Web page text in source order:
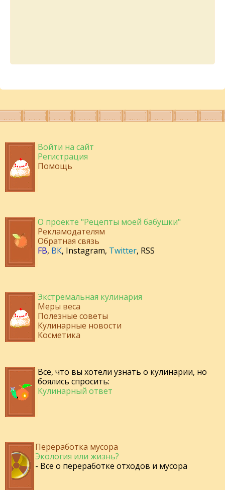
Войти на сайт
Регистрация
Помощь
О проекте "Рецепты моей бабушки"
Рекламодателям
Обратная связь
FB, ВК, Instagram, Twitter, RSS
Экстремальная кулинария
Меры веса
Полезные советы
Кулинарные новости
Косметика
Все, что вы хотели узнать о кулинарии, но
боялись спросить:
Кулинарный ответ
Переработка мусора
Экология или жизнь?
- Все о переработке отходов и мусора